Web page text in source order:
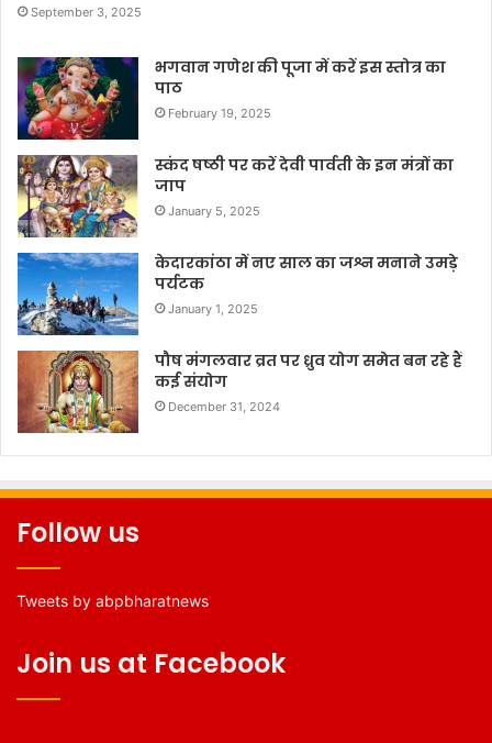
September 3, 2025
भगवान गणेश की पूजा में करें इस स्तोत्र का
पाठ
February 19, 2025
स्कंद षष्ठी पर करें देवी पार्वती के इन मंत्रों का
जाप
January 5, 2025
केदारकांठा में नए साल का जश्न मनाने उमड़े
पर्यटक
January 1, 2025
पौष मंगलवार व्रत पर ध्रुव योग समेत बन रहे हैं
कई संयोग
December 31, 2024
Follow us
Tweets by abpbharatnews
Join us at Facebook